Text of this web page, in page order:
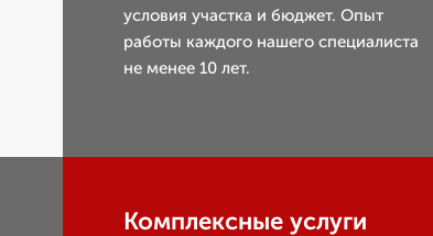
условия участка и бюджет. Опыт
работы каждого нашего специалиста
не менее 10 лет.
Комплексные услуги